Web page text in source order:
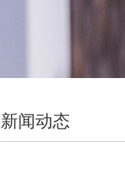
新闻动态